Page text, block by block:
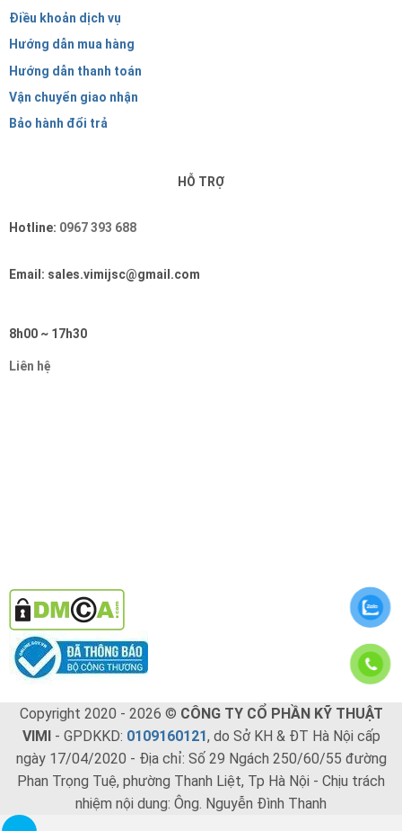
Điều khoản dịch vụ
Hướng dẫn mua hàng
Hướng dẫn thanh toán
Vận chuyển giao nhận
Bảo hành đổi trả
HỖ TRỢ
Hotline: 0967 393 688
Email: sales.vimijsc@gmail.com
8h00 ~ 17h30
Liên hệ
Copyright 2020 - 2026 © CÔNG TY CỔ PHẦN KỸ THUẬT
VIMI- GPDKKD: 0109160121, do Sở KH & ĐT Hà Nội cấp
ngày 17/04/2020 - Địa chỉ: Số 29 Ngách 250/60/55 đường
Phan Trọng Tuệ, phường Thanh Liệt, Tp Hà Nội - Chịu trách
nhiệm nội dung: Ông. Nguyễn Đình Thanh